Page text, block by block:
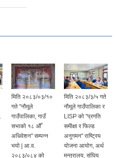
मिति २०८३/३/५ गते
नौमूले गाउँपालिका र
LISP को "प्रगति
समीक्षा र फिल्ड
अनुगमन" राष्ट्रिय
योजना आयोग, अर्थ
मन्त्रालय, संघिय
मिति २०८३/०३/०४
गते नौमूले
गाउँपालिकाको
सभाहलमा
"परियोजना
सल्लाहकर समितिको
बैठक" सम्पन्न भयो |